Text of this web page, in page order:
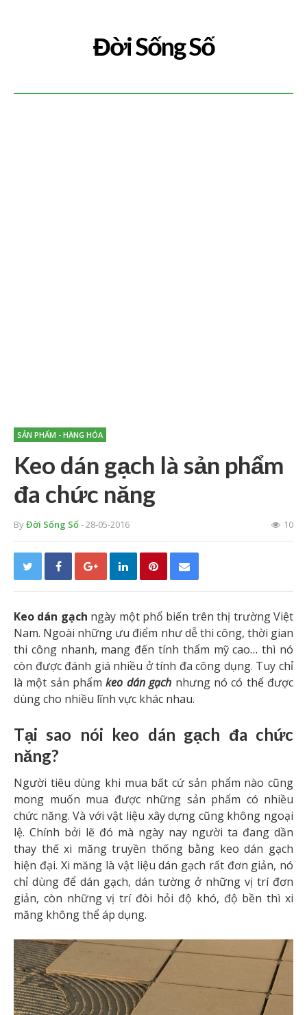
Đời Sống Số
SẢN PHẨM - HÀNG HÓA
Keo dán gạch là sản phẩm
đa chức năng
ByĐời Sống Số- 28-05-2016 10
Keo dán gạch ngày một phổ biến trên thị trường Việt
Nam. Ngoài những ưu điểm như dễ thi công, thời gian
thi công nhanh, mang đến tính thẩm mỹ cao… thì nó
còn được đánh giá nhiều ở tính đa công dụng. Tuy chỉ
là một sản phẩmkeo dán gạch nhưng nó có thể được
dùng cho nhiều lĩnh vực khác nhau.
Tại sao nói keo dán gạch đa chức
năng?
Người tiêu dùng khi mua bất cứ sản phẩm nào cũng
mong muốn mua được những sản phẩm có nhiều
chức năng. Và với vật liệu xây dựng cũng không ngoại
lệ. Chính bởi lẽ đó mà ngày nay người ta đang dần
thay thế xi măng truyền thống bằng keo dán gạch
hiện đại. Xi măng là vật liệu dán gạch rất đơn giản, nó
chỉ dùng để dán gạch, dán tường ở những vị trí đơn
giản, còn những vị trí đòi hỏi độ khó, độ bền thì xi
măng không thể áp dụng.